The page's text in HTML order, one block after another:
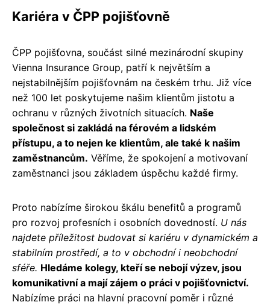
Kariéra v ČPP pojišťovně
ČPP pojišťovna, součást silné mezinárodní skupiny
Vienna Insurance Group, patří k největším a
nejstabilnějším pojišťovnám na českém trhu. Již více
než 100 let poskytujeme našim klientům jistotu a
ochranu v různých životních situacích. Naše
společnost si zakládá na férovém a lidském
přístupu, a to nejen ke klientům, ale také k našim
zaměstnancům. Věříme, že spokojení a motivovaní
zaměstnanci jsou základem úspěchu každé firmy.
Proto nabízíme širokou škálu benefitů a programů
pro rozvoj profesních i osobních dovedností. U nás
najdete příležitost budovat si kariéru v dynamickém a
stabilním prostředí, a to v obchodní i neobchodní
sféře. Hledáme kolegy, kteří se nebojí výzev, jsou
komunikativní a mají zájem o práci v pojišťovnictví.
Nabízíme práci na hlavní pracovní poměr i různé